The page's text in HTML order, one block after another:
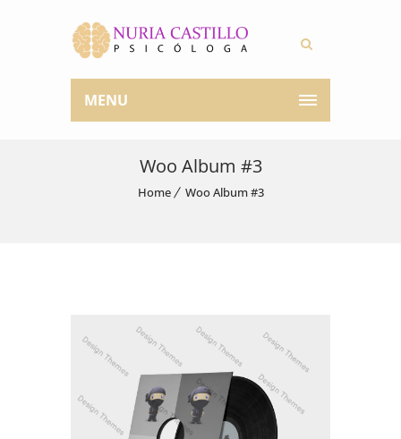
MENU
Woo Album #3
Home Woo Album #3